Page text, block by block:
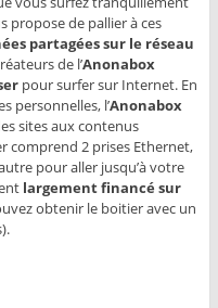
propose de pallier à ces
partagées sur le réseau
de l’Anonabox
pour surfer sur Internet. En
personnelles, l’Anonabox
sites aux contenus
comprend 2 prises Ethernet,
pour aller jusqu’à votre
largement financé sur
obtenir le boitier avec un